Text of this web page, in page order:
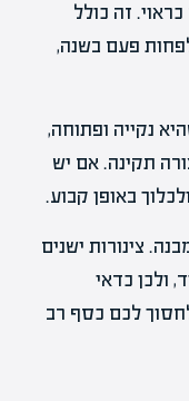
זה כולל
פעם בשנה,
נקייה ופתוחה,
תקינה. אם יש
באופן קבוע.
צינורות ישנים
ולכן כדאי
לכם כסף רב